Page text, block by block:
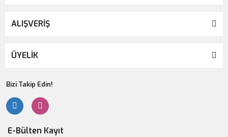
ALIŞVERİŞ
ÜYELİK
Bizi Takip Edin!
E-Bülten Kayıt